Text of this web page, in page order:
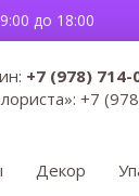
до 18:00
+7 (978) 714-
+7
Декор